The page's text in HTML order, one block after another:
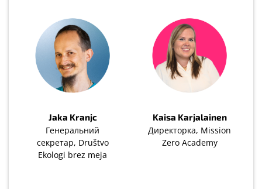
Jaka Kranjc
Генеральний
секретар, Društvo
Ekologi brez meja
Kaisa Karjalainen
Директорка, Mission
Zero Academy